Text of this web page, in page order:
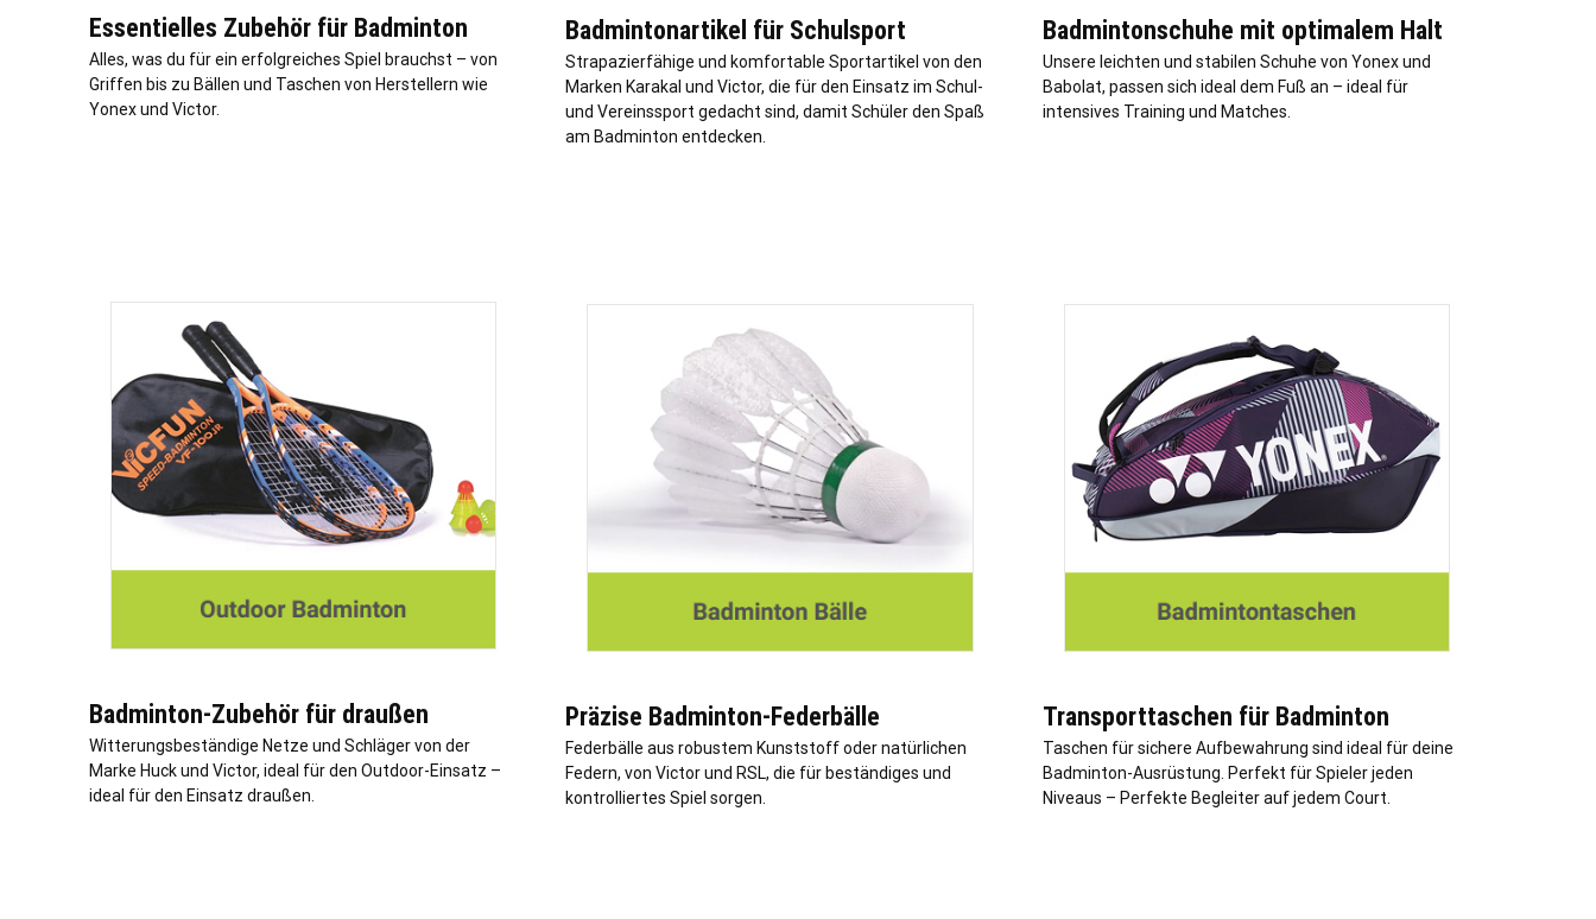
Essentielles Zubehör für Badminton
Alles, was du für ein erfolgreiches Spiel brauchst – von
Griffen bis zu Bällen und Taschen von Herstellern wie
Yonex und Victor.
Badmintonartikel für Schulsport
Strapazierfähige und komfortable Sportartikel von den
Marken Karakal und Victor, die für den Einsatz im Schul-
und Vereinssport gedacht sind, damit Schüler den Spaß
am Badminton entdecken.
Badmintonschuhe mit optimalem Halt
Unsere leichten und stabilen Schuhe von Yonex und
Babolat, passen sich ideal dem Fuß an – ideal für
intensives Training und Matches.
Badminton-Zubehör für draußen
Witterungsbeständige Netze und Schläger von der
Marke Huck und Victor, ideal für den Outdoor-Einsatz –
ideal für den Einsatz draußen.
Präzise Badminton-Federbälle
Federbälle aus robustem Kunststoff oder natürlichen
Federn, von Victor und RSL, die für beständiges und
kontrolliertes Spiel sorgen.
Transporttaschen für Badminton
Taschen für sichere Aufbewahrung sind ideal für deine
Badminton-Ausrüstung. Perfekt für Spieler jeden
Niveaus – Perfekte Begleiter auf jedem Court.